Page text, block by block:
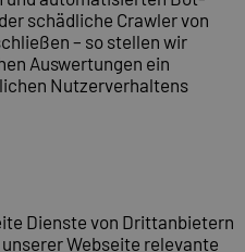
schädliche Crawler von
– so stellen wir
Auswertungen ein
Nutzerverhaltens
Dienste von Drittanbietern
Webseite relevante